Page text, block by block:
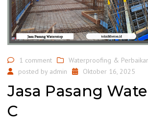
1 comment
Waterproofing &
posted by admin Oktober 16, 2025
Jasa Pasang
C